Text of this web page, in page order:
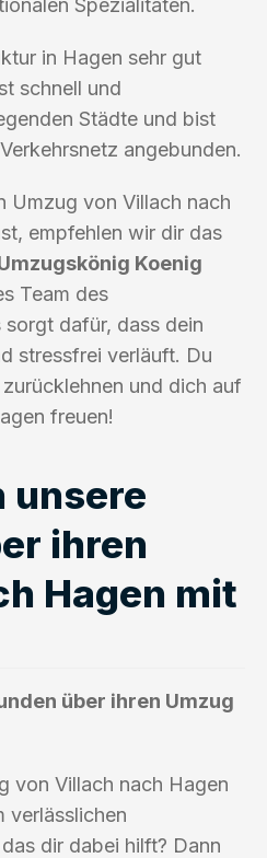
Spezialitäten.
in Hagen sehr gut
schnell und
Städte und bist
angebunden.
Umzug von Villach nach
empfehlen wir dir das
Koenig
Team des
sorgt dafür, dass dein
stressfrei verläuft. Du
und dich auf
freuen!
unsere
ihren
Hagen mit
über ihren Umzug
von Villach nach Hagen
verlässlichen
dir dabei hilft? Dann